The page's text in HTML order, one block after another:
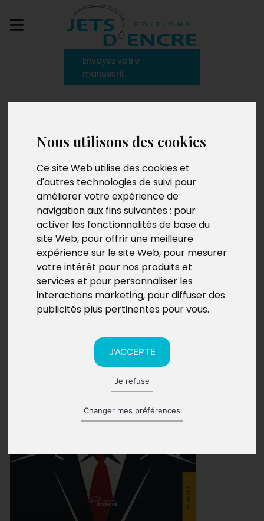
Nous utilisons des cookies
Ce site Web utilise des cookies et
d'autres technologies de suivi pour
améliorer votre expérience de
navigation aux fins suivantes : pour
activer les fonctionnalités de base du
site Web, pour offrir une meilleure
expérience sur le site Web, pour mesurer
votre intérêt pour nos produits et
services et pour personnaliser les
interactions marketing, pour diffuser des
publicités plus pertinentes pour vous.
J'ACCEPTE
Je refuse
Changer mes préférences
Envoyez votre
manuscrit
éclaboussement dans
l’enchaînement de nos
jours